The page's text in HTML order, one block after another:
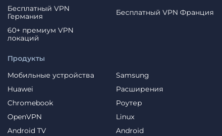
Продукты
Мобильные устройства
Samsung
Huawei
Расширения
Chromebook
Роутер
OpenVPN
Linux
Android TV
Android
Бесплатный VPN
Германия
Бесплатный VPN Франция
60+ премиум VPN
локаций